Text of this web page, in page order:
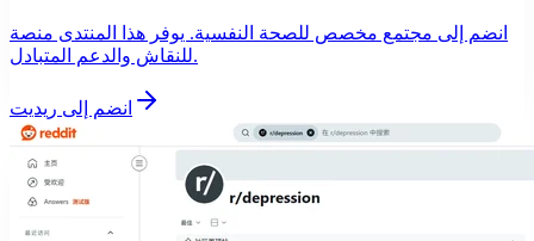
انضم إلى مجتمع مخصص للصحة النفسية. يوفر هذا المنتدى منصة
للنقاش والدعم المتبادل.
انضم إلى ريديت